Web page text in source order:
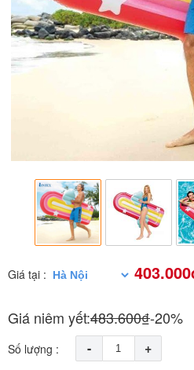
Giá tại :
Giá niêm yết:483.600₫-20%
Số lượng : - +